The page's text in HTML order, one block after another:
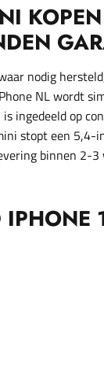
nodig
NL wordt
ingedeeld op
stopt een 5,4-
binnen 2-
IPHONE